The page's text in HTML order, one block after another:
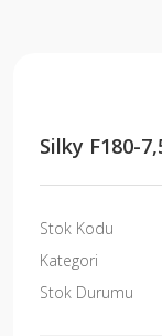
Silky F180-
Stok Kodu
Kategori
Stok Durumu